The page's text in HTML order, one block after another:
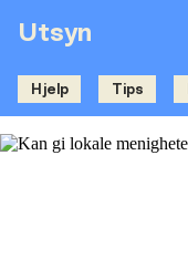
Utsyn
Hjelp Tips